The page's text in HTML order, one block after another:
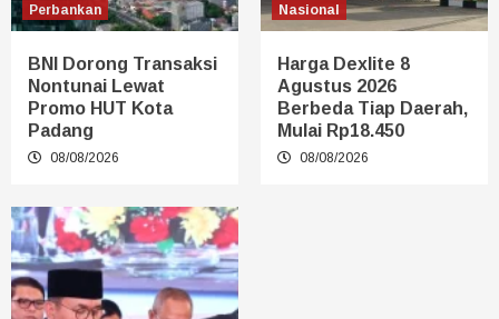
Perbankan
BNI Dorong Transaksi
Nontunai Lewat
Promo HUT Kota
Padang
08/08/2026
Nasional
Harga Dexlite 8
Agustus 2026
Berbeda Tiap Daerah,
Mulai Rp18.450
08/08/2026